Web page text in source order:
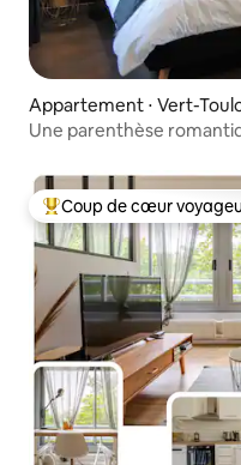
Appartement ⋅ Vert-
Une parenthèse
Coups de cœur
Coup de cœur